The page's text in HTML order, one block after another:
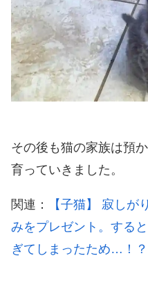
その後も猫の家族は預
育っていきました。
関連：
【子猫】 寂しが
みをプレゼント。する
ぎてしまったため…！？